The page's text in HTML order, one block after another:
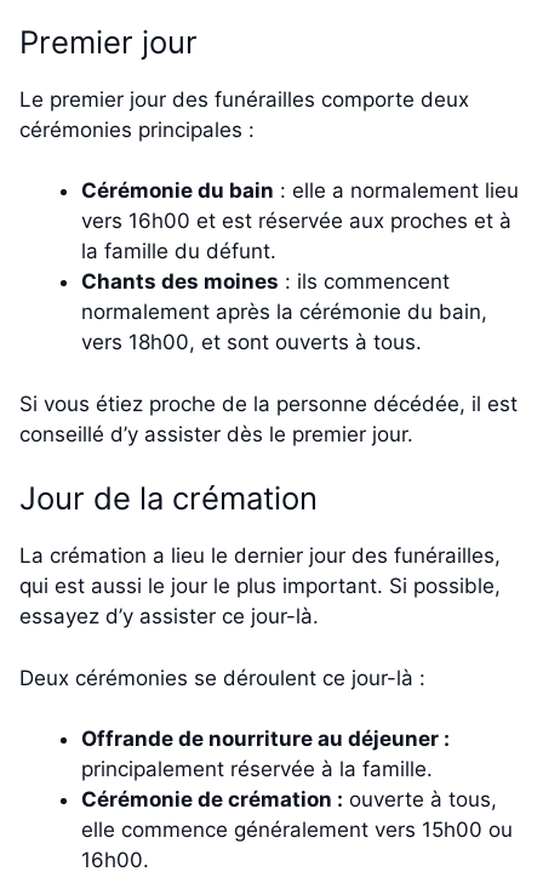
Premier jour
Le premier jour des funérailles comporte deux
cérémonies principales :
Cérémonie du bain : elle a normalement lieu
vers 16h00 et est réservée aux proches et à
la famille du défunt.
Chants des moines : ils commencent
normalement après la cérémonie du bain,
vers 18h00, et sont ouverts à tous.
Si vous étiez proche de la personne décédée, il est
conseillé d’y assister dès le premier jour.
Jour de la crémation
La crémation a lieu le dernier jour des funérailles,
qui est aussi le jour le plus important. Si possible,
essayez d’y assister ce jour-là.
Deux cérémonies se déroulent ce jour-là :
Offrande de nourriture au déjeuner :
principalement réservée à la famille.
Cérémonie de crémation : ouverte à tous,
elle commence généralement vers 15h00 ou
16h00.